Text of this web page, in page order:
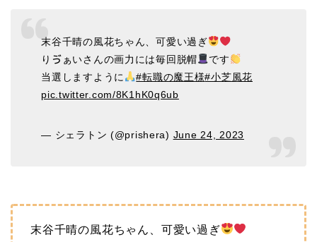
末谷千晴の風花ちゃん、可愛い過ぎ
りゔぁいさんの画力には毎回脱帽
です
当選しますように
#転職の魔王様#小芝風花
pic.twitter.com/8K1hK0q6ub
— シェラトン (@prishera) June 24, 2023
末谷千晴の風花ちゃん、可愛い過ぎ